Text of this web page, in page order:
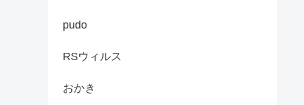
pudo
RSウィルス
おかき